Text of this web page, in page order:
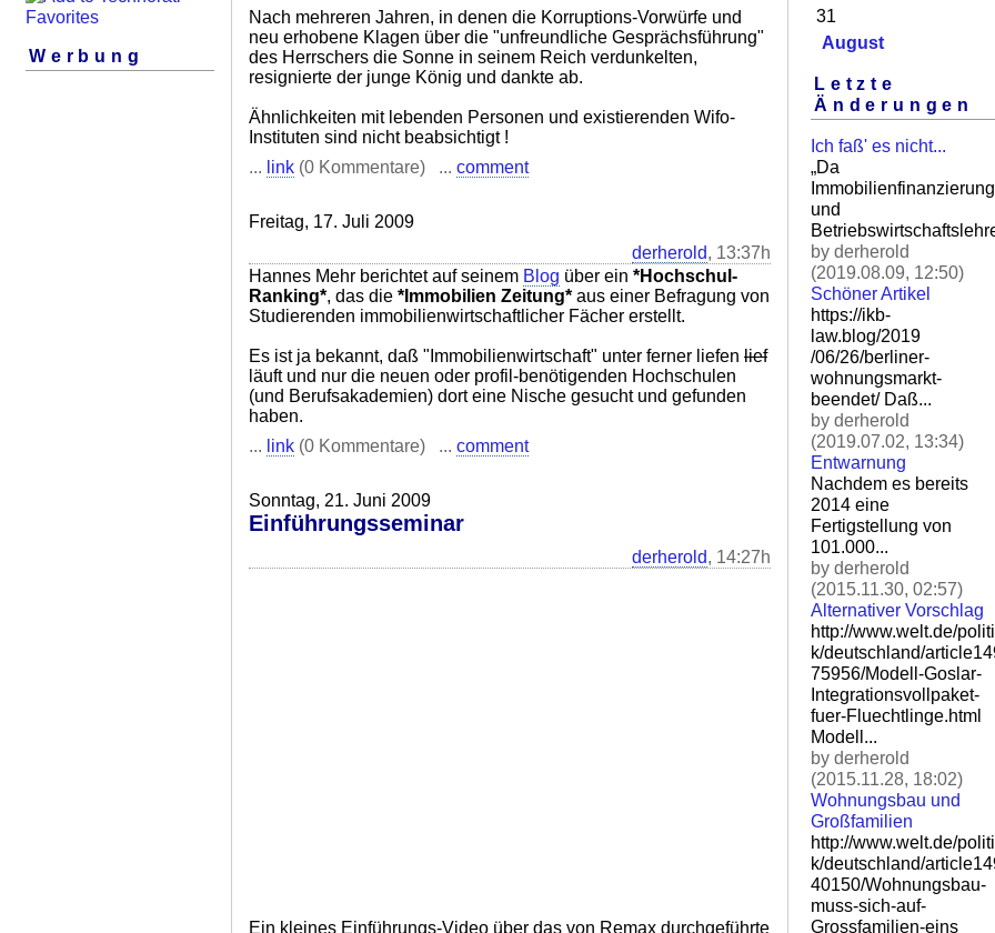
Werbung
Nach mehreren Jahren, in denen die Korruptions-Vorwürfe und
neu erhobene Klagen über die "unfreundliche Gesprächsführung"
des Herrschers die Sonne in seinem Reich verdunkelten,
resignierte der junge König und dankte ab.
Ähnlichkeiten mit lebenden Personen und existierenden Wifo-
Instituten sind nicht beabsichtigt !
... link (0 Kommentare) ... comment
Freitag, 17. Juli 2009
derherold, 13:37h
Hannes Mehr berichtet auf seinem Blog über ein *Hochschul-
Ranking*, das die *Immobilien Zeitung* aus einer Befragung von
Studierenden immobilienwirtschaftlicher Fächer erstellt.
Es ist ja bekannt, daß "Immobilienwirtschaft" unter ferner liefen lief
läuft und nur die neuen oder profil-benötigenden Hochschulen
(und Berufsakademien) dort eine Nische gesucht und gefunden
haben.
... link (0 Kommentare) ... comment
Sonntag, 21. Juni 2009
Einführungsseminar
derherold, 14:27h
Ein kleines Einführungs-Video über das von Remax durchgeführte
31
August
Letzte
Änderungen
Ich faß' es nicht...
„Da
Immobilienfinanzierung
und
by derherold
(2019.08.09, 12:50)
Schöner Artikel
https://ikb-
law.blog/2019
/06/26/berliner-
wohnungsmarkt-
beendet/ Daß...
by derherold
(2019.07.02, 13:34)
Entwarnung
Nachdem es bereits
2014 eine
Fertigstellung von
101.000...
by derherold
(2015.11.30, 02:57)
Alternativer Vorschlag
http://www.welt.de/politi
k/deutschland/
75956/Modell-Goslar-
Integrationsvollpaket-
fuer-Fluechtlinge.html
Modell...
by derherold
(2015.11.28, 18:02)
Wohnungsbau und
Großfamilien
http://www.welt.de/politi
k/deutschland/
40150/Wohnungsbau-
muss-sich-auf-
Grossfamilien-eins